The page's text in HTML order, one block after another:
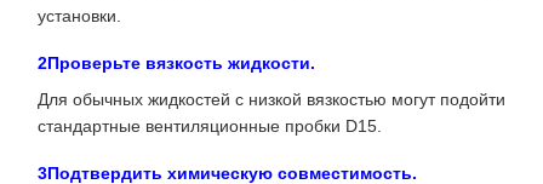
установки.
2Проверьте вязкость жидкости.
Для обычных жидкостей с низкой вязкостью могут подойти
стандартные вентиляционные пробки D15.
3Подтвердить химическую совместимость.